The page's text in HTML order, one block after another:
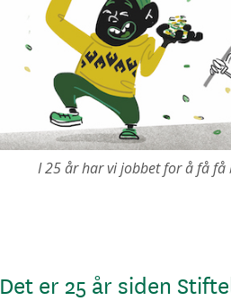
I 25 år har vi jobbet for å få
Det er 25 år siden